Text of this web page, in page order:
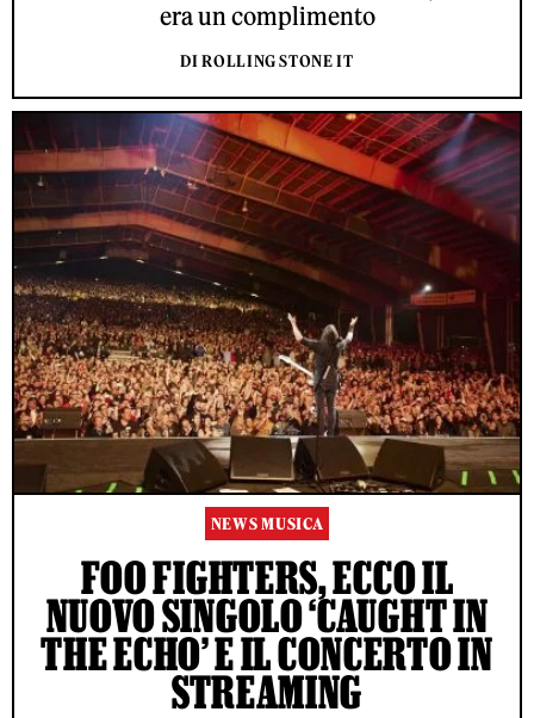
era un complimento
DI ROLLING STONE IT
NEWS MUSICA
FOO FIGHTERS, ECCO IL
NUOVO SINGOLO ‘CAUGHT IN
THE ECHO’ E IL CONCERTO IN
STREAMING